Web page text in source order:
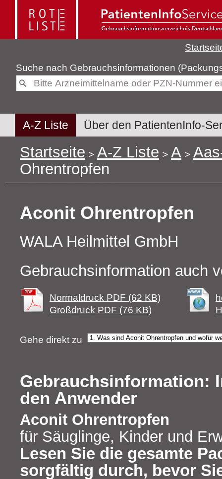
Suche nach
A-Z Liste Über den PatientenInfo-
Startseite A-Z Liste A
Ohrentropfen
Aconit Ohrentropfen
WALA Heilmittel GmbH
Gebrauchsinformation auch
Normaldruck PDF (62 KB)
Großdruck PDF (76 KB)
Gehe direkt zu
Gebrauchsinformation:
den Anwender
Aconit Ohrentropfen
für Säuglinge, Kinder und
Lesen Sie die gesamte
sorgfältig durch, bevor